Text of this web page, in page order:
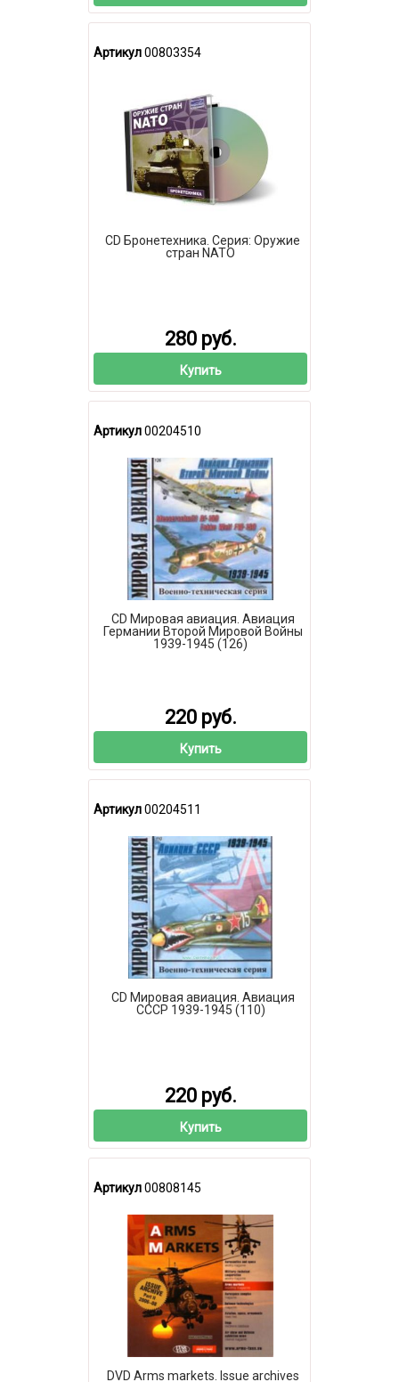
Артикул00803354
CD Бронетехника. Серия: Оружие
стран NATO
280 руб.
Купить
Артикул00204510
CD Мировая авиация. Авиация
Германии Второй Мировой Войны
1939-1945 (126)
220 руб.
Купить
Артикул00204511
CD Мировая авиация. Авиация
СССР 1939-1945 (110)
220 руб.
Купить
Артикул00808145
DVD Arms markets. Issue archives